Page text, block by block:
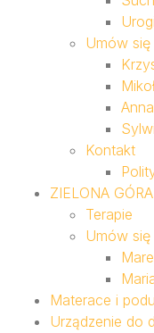
Umów
Kontakt
ZIELONA GÓRA
Terapie
Umów
Materace i
Urządzenie do